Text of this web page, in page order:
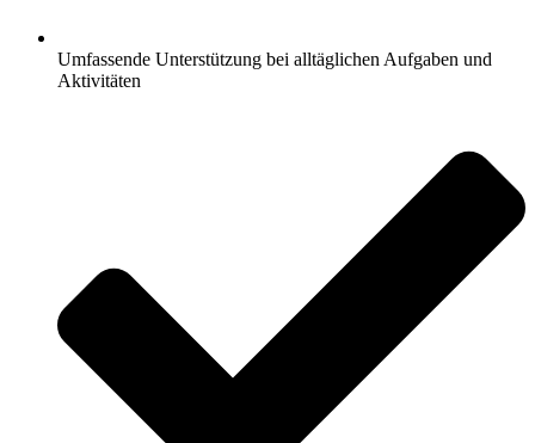
Umfassende Unterstützung bei alltäglichen Aufgaben und
Aktivitäten